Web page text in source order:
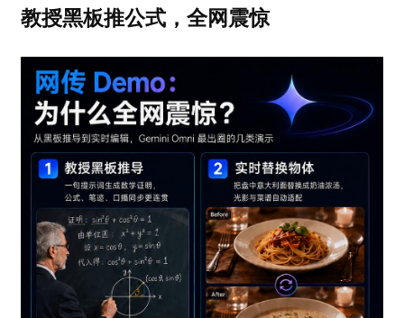
教授黑板推公式，全网震惊